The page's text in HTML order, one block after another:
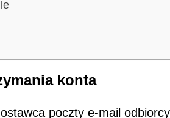
konta
poczty e-mail